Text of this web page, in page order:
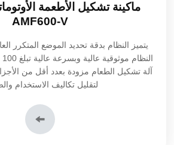
ماكينة تشكيل الأطعمة
AMF600-V
يتميز النظام بدقة تحديد الموضع المتكرر
آلة تشكيل الطعام مزودة بعدد أقل من
لتقليل تكاليف الاستخدام